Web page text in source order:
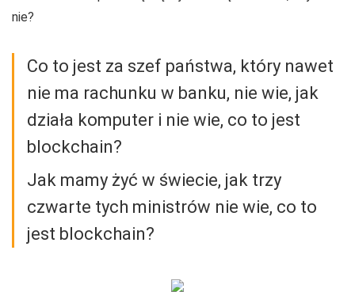
nie?
Co to jest za szef państwa, który nawet
nie ma rachunku w banku, nie wie, jak
działa komputer i nie wie, co to jest
blockchain?
Jak mamy żyć w świecie, jak trzy
czwarte tych ministrów nie wie, co to
jest blockchain?